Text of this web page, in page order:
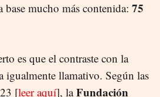
base mucho más contenida: 75
es que el contraste con la
igualmente llamativo. Según las
[leer aquí], laFundación